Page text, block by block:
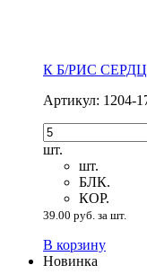
К Б/РИС
Артикул: 1204-
шт.
шт.
БЛК.
КОР.
39.00 руб. за шт.
В корзину
Новинка